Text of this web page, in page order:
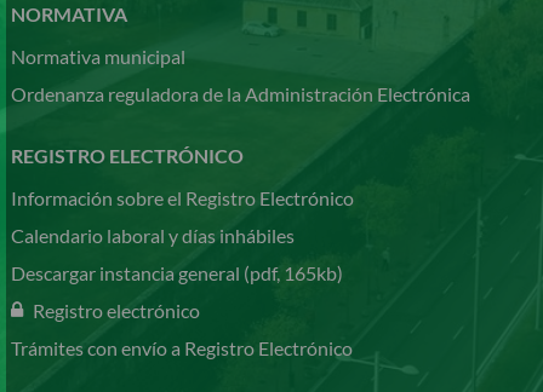
NORMATIVA
Normativa municipal
Ordenanza reguladora de la Administración Electrónica
REGISTRO ELECTRÓNICO
Información sobre el Registro Electrónico
Calendario laboral y días inhábiles
Descargar instancia general (pdf, 165kb)
Registro electrónico
Trámites con envío a Registro Electrónico